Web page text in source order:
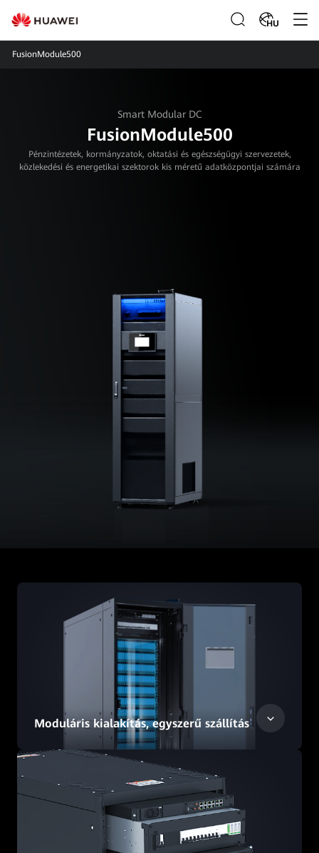
HU
FusionModule500
Smart Modular DC
FusionModule500
Pénzintézetek, kormányzatok, oktatási és egészségügyi szervezetek,
közlekedési és energetikai szektorok kis méretű adatközpontjai számára
Moduláris kialakítás, egyszerű szállítás